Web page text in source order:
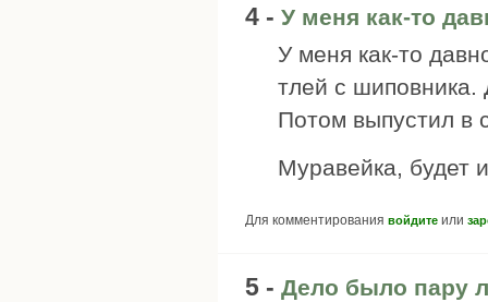
4 - У меня как-то
У меня как-то
тлей с шиповника.
Потом выпустил в
Муравейка, будет
Для комментирования войдите или
5 - Дело было пару